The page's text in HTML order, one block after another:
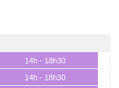
14h - 18h30
14h - 18h30